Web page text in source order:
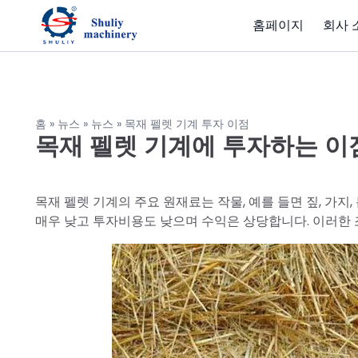
홈페이지 회사
홈 » 뉴스 » 뉴스 » 목재 펠렛 기계 투자 이점
목재 펠렛 기계에 투자하는 이
목재 펠렛 기계의 주요 원재료는 작물, 예를 들면 짚, 가
매우 낮고 투자비용도 낮으며 수익은 상당합니다. 이러